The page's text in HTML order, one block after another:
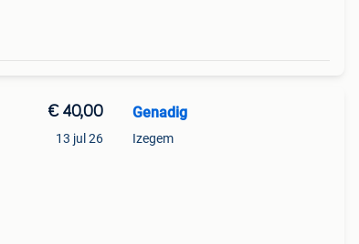
€ 40,00
13 jul 26
Genadig
Izegem